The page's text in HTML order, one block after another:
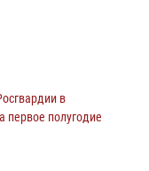
участников
в
первое полугодие